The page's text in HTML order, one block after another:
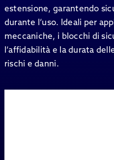
estensione, garantendo
durante l’uso. Ideali per
meccaniche, i blocchi di
l’affidabilità e la durata
rischi e danni.